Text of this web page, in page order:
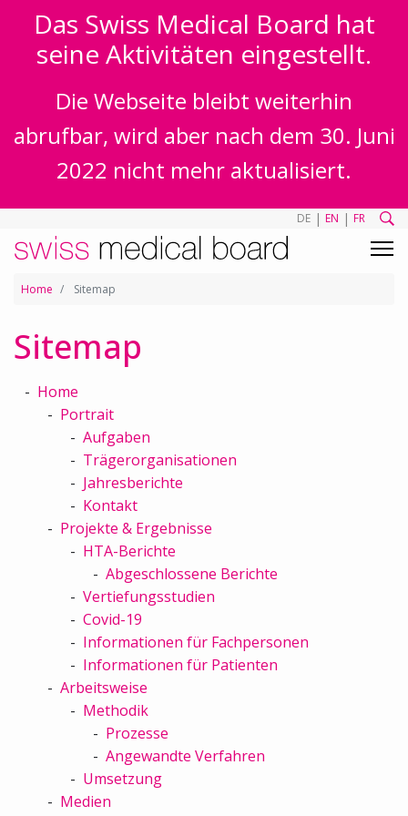
Das Swiss Medical Board hat
seine Aktivitäten eingestellt.
Die Webseite bleibt weiterhin
abrufbar, wird aber nach dem 30. Juni
2022 nicht mehr aktualisiert.
DE | EN | FR
Home Sitemap
Sitemap
Home
Portrait
Aufgaben
Trägerorganisationen
Jahresberichte
Kontakt
Projekte & Ergebnisse
HTA-Berichte
Abgeschlossene Berichte
Vertiefungsstudien
Covid-19
Informationen für Fachpersonen
Informationen für Patienten
Arbeitsweise
Methodik
Prozesse
Angewandte Verfahren
Umsetzung
Medien